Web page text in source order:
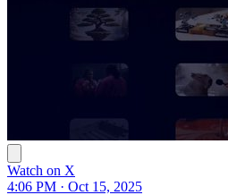
Watch on X
4:06 PM · Oct 15, 2025